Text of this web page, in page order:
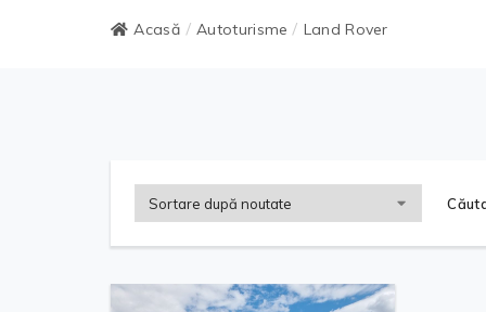
Acasă / Autoturisme / Land Rover